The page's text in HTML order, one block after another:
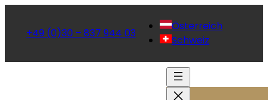
+49 (0)30 – 837 944 03
Österreich
Schweiz